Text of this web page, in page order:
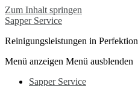
Zum Inhalt springen
Sapper Service
Reinigungsleistungen in Perfektion
Menü anzeigen Menü ausblenden
Sapper Service